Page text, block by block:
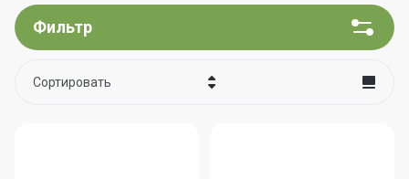
Фильтр
Сортировать